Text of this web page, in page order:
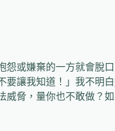
怨或嫌棄的一方就會脫
要讓我知道！」我不明
威脅，量你也不敢做？